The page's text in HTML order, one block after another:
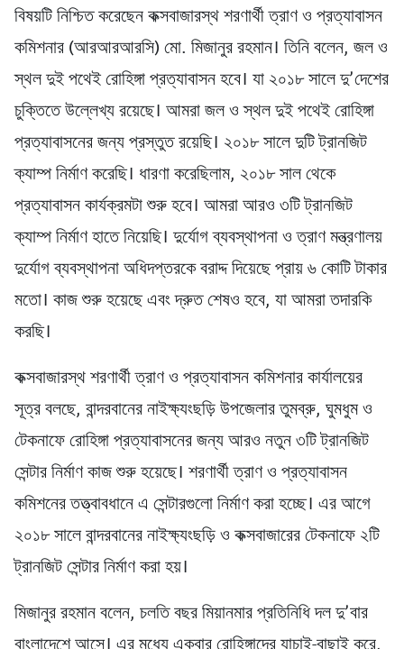
বিষয়টি নিশ্চিত করেছেন কক্সবাজারস্থ শরণার্থী ত্রাণ ও প্রত্যাবাসন
কমিশনার (আরআরআরসি) মো. মিজানুর রহমান। তিনি বলেন, জল ও
স্থল দুই পথেই রোহিঙ্গা প্রত্যাবাসন হবে। যা ২০১৮ সালে দু’দেশের
চুক্তিতে উল্লেখ্য রয়েছে। আমরা জল ও স্থল দুই পথেই রোহিঙ্গা
প্রত্যাবাসনের জন্য প্রস্তুত রয়েছি। ২০১৮ সালে দুটি ট্রানজিট
ক্যাম্প নির্মাণ করেছি। ধারণা করেছিলাম, ২০১৮ সাল থেকে
প্রত্যাবাসন কার্যক্রমটা শুরু হবে। আমরা আরও ৩টি ট্রানজিট
ক্যাম্প নির্মাণ হাতে নিয়েছি। দুর্যোগ ব্যবস্থাপনা ও ত্রাণ মন্ত্রণালয়
দুর্যোগ ব্যবস্থাপনা অধিদপ্তরকে বরাদ্দ দিয়েছে প্রায় ৬ কোটি টাকার
মতো। কাজ শুরু হয়েছে এবং দ্রুত শেষও হবে, যা আমরা তদারকি
করছি।
কক্সবাজারস্থ শরণার্থী ত্রাণ ও প্রত্যাবাসন কমিশনার কার্যালয়ের
সূত্র বলছে, বান্দরবানের নাইক্ষ্যংছড়ি উপজেলার তুমব্রু, ঘুমধুম ও
টেকনাফে রোহিঙ্গা প্রত্যাবাসনের জন্য আরও নতুন ৩টি ট্রানজিট
সেন্টার নির্মাণ কাজ শুরু হয়েছে। শরণার্থী ত্রাণ ও প্রত্যাবাসন
কমিশনের তত্ত্বাবধানে এ সেন্টারগুলো নির্মাণ করা হচ্ছে। এর আগে
২০১৮ সালে বান্দরবানের নাইক্ষ্যংছড়ি ও কক্সবাজারের টেকনাফে ২টি
ট্রানজিট সেন্টার নির্মাণ করা হয়।
মিজানুর রহমান বলেন, চলতি বছর মিয়ানমার প্রতিনিধি দল দু’বার